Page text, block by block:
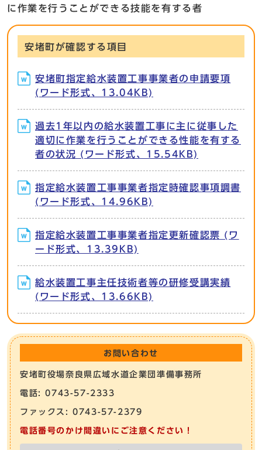
に作業を行うことができる技能を有する者
安堵町が確認する項目
安堵町指定給水装置工事事業者の申請要項
(ワード形式、13.04KB)
過去1年以内の給水装置工事に主に従事した
適切に作業を行うことができる性能を有する
者の状況 (ワード形式、15.54KB)
指定給水装置工事事業者指定時確認事項調書
(ワード形式、14.96KB)
指定給水装置工事事業者指定更新確認票 (ワ
ード形式、13.39KB)
給水装置工事主任技術者等の研修受講実績
(ワード形式、13.66KB)
お問い合わせ
安堵町役場奈良県広域水道企業団準備事務所
電話: 0743-57-2333
ファックス: 0743-57-2379
電話番号のかけ間違いにご注意ください！